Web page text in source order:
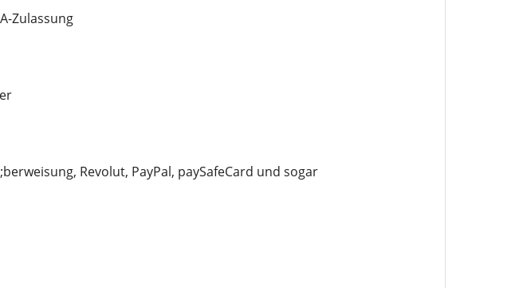
Zulassung
Revolut, PayPal, paySafeCard und sogar